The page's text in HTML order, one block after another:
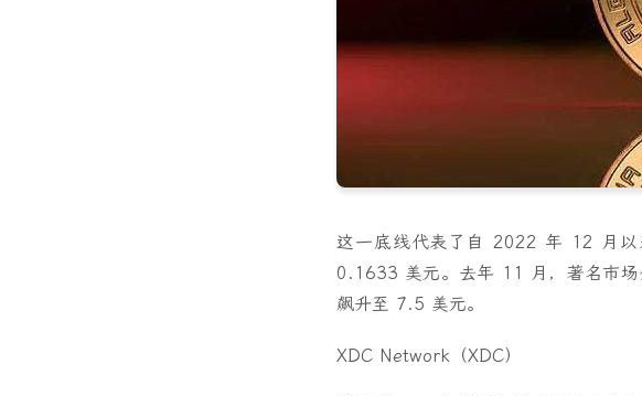
这一底线代表了自 2022 年 12 月以
0.1633 美元。去年 11 月，著名市场
飙升至 7.5 美元。
XDC Network（XDC）